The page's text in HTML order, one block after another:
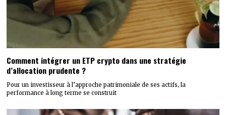
Comment intégrer un ETP crypto dans une stratégie
d’allocation prudente ?
Pour un investisseur à l’approche patrimoniale de ses actifs, la
performance à long terme se construit